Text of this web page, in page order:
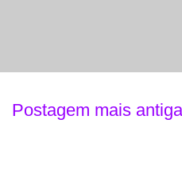
Postagem mais antiga